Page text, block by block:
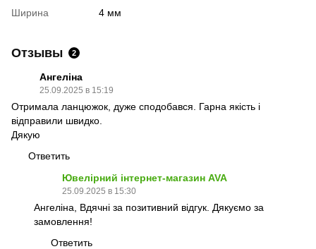
Ширина
4 мм
Отзывы 2
Ангеліна
25.09.2025 в 15:19
Отримала ланцюжок, дуже сподобався. Гарна якість і
відправили швидко.
Дякую
Ответить
Ювелірний інтернет-магазин AVA
25.09.2025 в 15:30
Ангеліна, Вдячні за позитивний відгук. Дякуємо за
замовлення!
Ответить